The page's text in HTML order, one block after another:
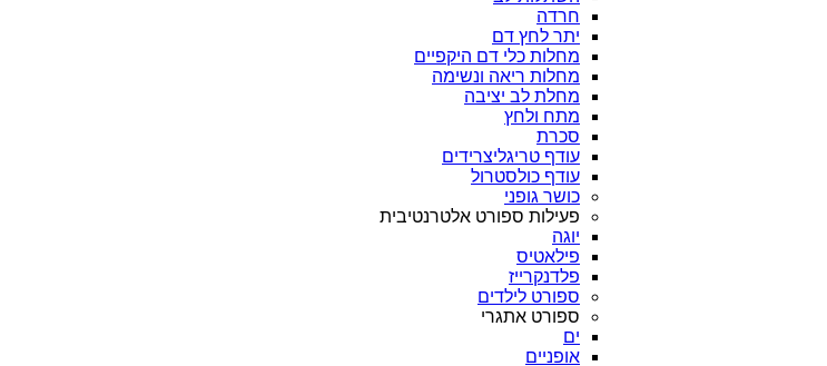
חרדה
יתר לחץ דם
מחלות כלי דם היקפיים
מחלות ריאה ונשימה
מחלת לב יציבה
מתח ולחץ
סכרת
עודף טריגליצרידים
עודף כולסטרול
כושר גופני
פעילות ספורט אלטרנטיבית
יוגה
פילאטיס
פלדנקרייז
ספורט לילדים
ספורט אתגרי
ים
אופניים